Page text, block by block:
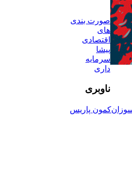
صورت بندى
هاى
اقتصادى
پيشا
سرمايه
دارى
کمون پاريس
ناوبری